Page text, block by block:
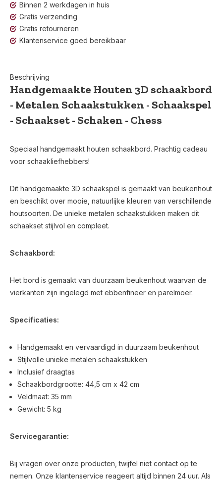
Binnen 2 werkdagen in huis
Gratis verzending
Gratis retourneren
Klantenservice goed bereikbaar
Beschrijving
Handgemaakte Houten 3D schaakbord
- Metalen Schaakstukken - Schaakspel
- Schaakset - Schaken - Chess
Speciaal handgemaakt houten schaakbord. Prachtig cadeau
voor schaakliefhebbers!
Dit handgemaakte 3D schaakspel is gemaakt van beukenhout
en beschikt over mooie, natuurlijke kleuren van verschillende
houtsoorten. De unieke metalen schaakstukken maken dit
schaakset stijlvol en compleet.
Schaakbord:
Het bord is gemaakt van duurzaam beukenhout waarvan de
vierkanten zijn ingelegd met ebbenfineer en parelmoer.
Specificaties:
Handgemaakt en vervaardigd in duurzaam beukenhout
Stijlvolle unieke metalen schaakstukken
Inclusief draagtas
Schaakbordgrootte: 44,5 cm x 42 cm
Veldmaat: 35 mm
Gewicht: 5 kg
Servicegarantie:
Bij vragen over onze producten, twijfel niet contact op te
nemen. Onze klantenservice reageert altijd binnen 24 uur. Als